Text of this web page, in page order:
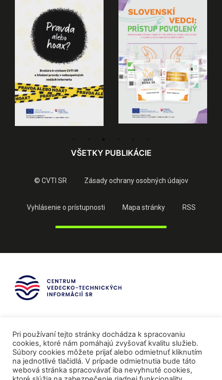
VŠETKY PUBLIKÁCIE
© CVTI SR Zásady ochrany osobných údajov
Vyhlásenie o prístupnosti Mapa stránky RSS
Pri používaní tejto stránky dochádza k spracovaniu
cookies, ktoré nám pomáhajú zvyšovať kvalitu služieb.
Súbory cookies môžete prijať alebo odmietnuť kliknutím
na jednotlivé tlačidlá. V prípade odmietnutia bude táto
webová stránka spracovávať iba nevyhnuté cookies,